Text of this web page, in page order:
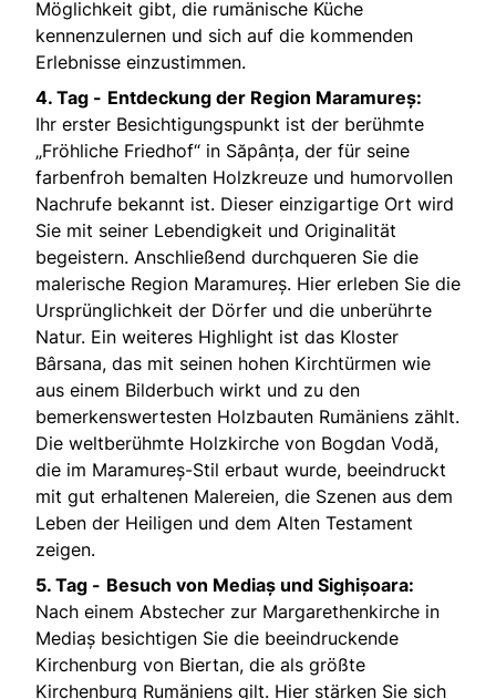
Möglichkeit gibt, die rumänische Küche
kennenzulernen und sich auf die kommenden
Erlebnisse einzustimmen.
4. Tag - Entdeckung der Region Maramureș:
Ihr erster Besichtigungspunkt ist der berühmte
„Fröhliche Friedhof“ in Săpânța, der für seine
farbenfroh bemalten Holzkreuze und humorvollen
Nachrufe bekannt ist. Dieser einzigartige Ort wird
Sie mit seiner Lebendigkeit und Originalität
begeistern. Anschließend durchqueren Sie die
malerische Region Maramureș. Hier erleben Sie die
Ursprünglichkeit der Dörfer und die unberührte
Natur. Ein weiteres Highlight ist das Kloster
Bârsana, das mit seinen hohen Kirchtürmen wie
aus einem Bilderbuch wirkt und zu den
bemerkenswertesten Holzbauten Rumäniens zählt.
Die weltberühmte Holzkirche von Bogdan Vodă,
die im Maramureș-Stil erbaut wurde, beeindruckt
mit gut erhaltenen Malereien, die Szenen aus dem
Leben der Heiligen und dem Alten Testament
zeigen.
5. Tag - Besuch von Mediaș und Sighișoara:
Nach einem Abstecher zur Margarethenkirche in
Mediaș besichtigen Sie die beeindruckende
Kirchenburg von Biertan, die als größte
Kirchenburg Rumäniens gilt. Hier stärken Sie sich